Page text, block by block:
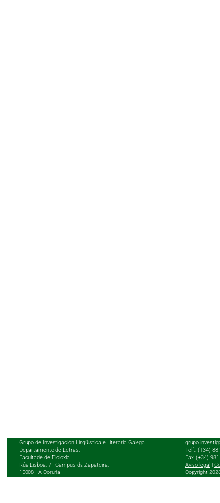
Grupo de Investigación Lingüística e Literaria Galega
Departamento de Letras.
Facultade de Filoloxía
Rúa Lisboa, 7 - Campus da Zapateira,
15008 - A Coruña
Telf.: (+34)
Fax: (+34)
Aviso legal
Copyright